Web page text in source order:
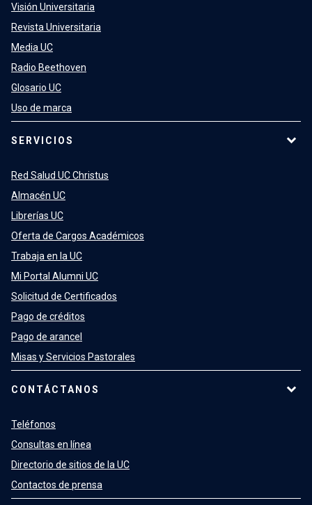
Visión Universitaria
Revista Universitaria
Media UC
Radio Beethoven
Glosario UC
Uso de marca
SERVICIOS
Red Salud UC Christus
Almacén UC
Librerías UC
Oferta de Cargos Académicos
Trabaja en la UC
Mi Portal Alumni UC
Solicitud de Certificados
Pago de créditos
Pago de arancel
Misas y Servicios Pastorales
CONTÁCTANOS
Teléfonos
Consultas en línea
Directorio de sitios de la UC
Contactos de prensa